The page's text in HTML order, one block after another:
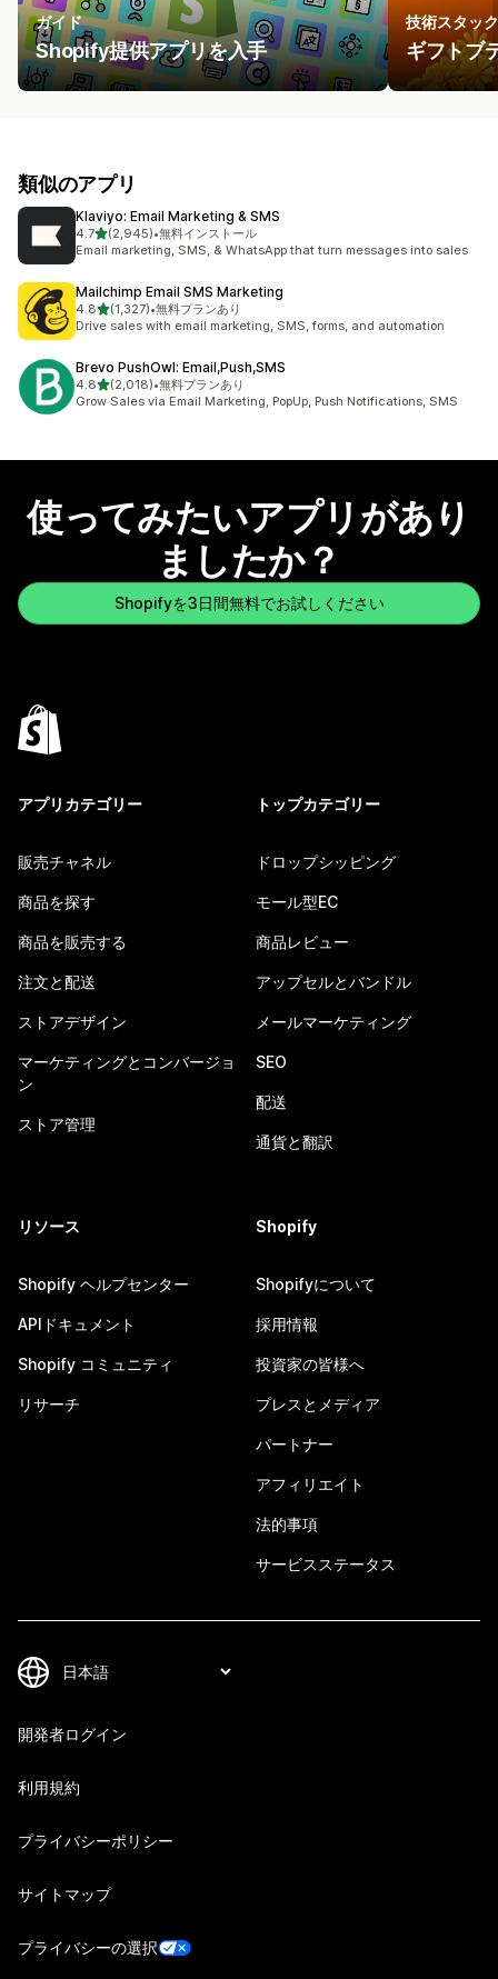
ガイド
Shopify提供アプリを入手
技術スタック
ギフトブ
類似のアプリ
Klaviyo: Email Marketing & SMS
4.75つ星中
(2,945)
合計レビュー数：2945件
•無料インストール
Email marketing, SMS, & WhatsApp that turn messages into sales
Mailchimp Email SMS Marketing
4.85つ星中
(1,327)
合計レビュー数：1327件
•無料プランあり
Drive sales with email marketing, SMS, forms, and automation
Brevo PushOwl: Email,Push,SMS
4.85つ星中
(2,018)
合計レビュー数：2018件
•無料プランあり
Grow Sales via Email Marketing, PopUp, Push Notifications, SMS
使ってみたいアプリがあり
ましたか？
Shopifyを3日間無料でお試しください
アプリカテゴリー
販売チャネル
商品を探す
商品を販売する
注文と配送
ストアデザイン
マーケティングとコンバージョ
ン
ストア管理
トップカテゴリー
ドロップシッピング
モール型EC
商品レビュー
アップセルとバンドル
メールマーケティング
SEO
配送
通貨と翻訳
リソース
Shopify ヘルプセンター
APIドキュメント
Shopify コミュニティ
リサーチ
Shopify
Shopifyについて
採用情報
投資家の皆様へ
プレスとメディア
パートナー
アフィリエイト
法的事項
サービスステータス
開発者ログイン
利用規約
プライバシーポリシー
サイトマップ
プライバシーの選択